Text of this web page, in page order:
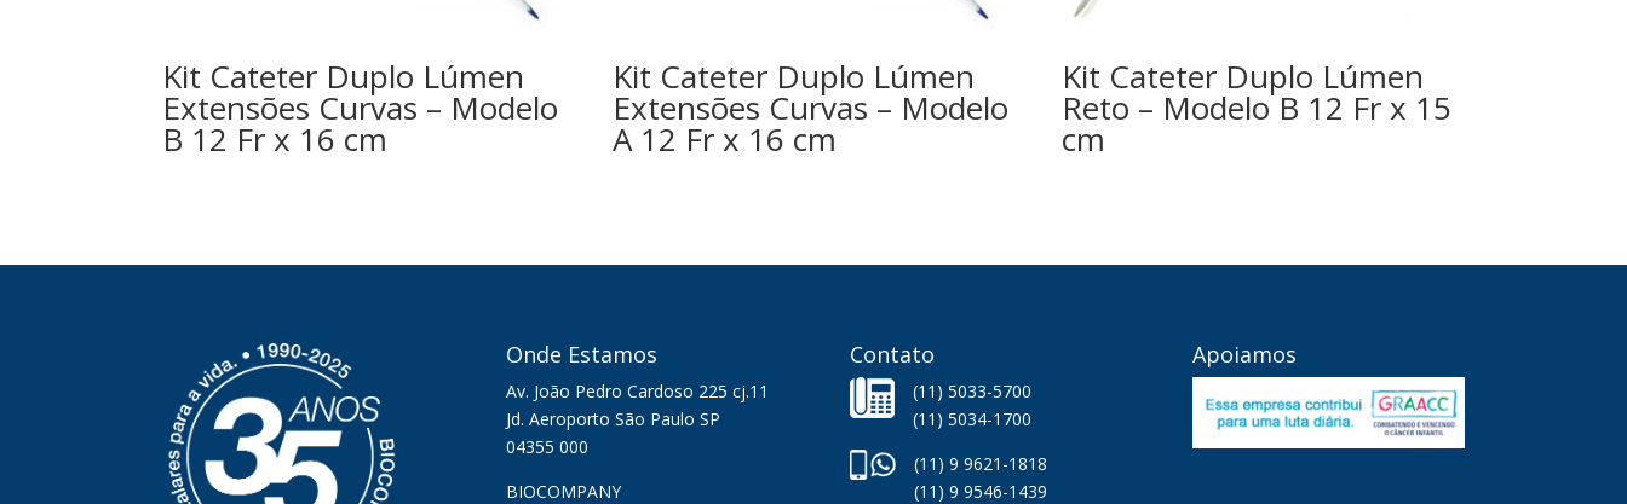
Kit Cateter Duplo Lúmen
Extensões Curvas – Modelo
B 12 Fr x 16 cm
Kit Cateter Duplo Lúmen
Extensões Curvas – Modelo
A 12 Fr x 16 cm
Kit Cateter Duplo Lúmen
Reto – Modelo B 12 Fr x 15
cm
Onde Estamos
Av. João Pedro Cardoso 225 cj.11
Jd. Aeroporto São Paulo SP
04355 000
BIOCOMPANY
Contato
(11) 5033-5700
(11) 5034-1700
(11) 9 9621-1818
(11) 9 9546-1439
Apoiamos